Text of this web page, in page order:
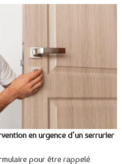
en urgence d’un serrurier
pour être rappelé